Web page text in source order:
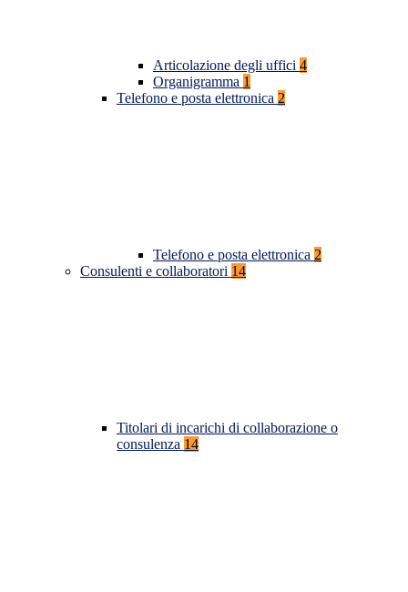
Articolazione degli uffici 4
Organigramma 1
Telefono e posta elettronica 2
Telefono e posta elettronica 2
Consulenti e collaboratori 14
Titolari di incarichi di collaborazione o
consulenza 14